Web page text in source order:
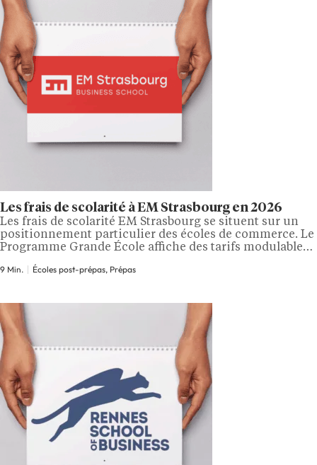
Les frais de scolarité à EM Strasbourg en 2026
Les frais de scolarité EM Strasbourg se situent sur un
positionnement particulier des écoles de commerce. Le
Programme Grande École affiche des tarifs modulables
avec une prise en charge en alternance dès la 4e année
9 Min. Écoles post-prépas, Prépas